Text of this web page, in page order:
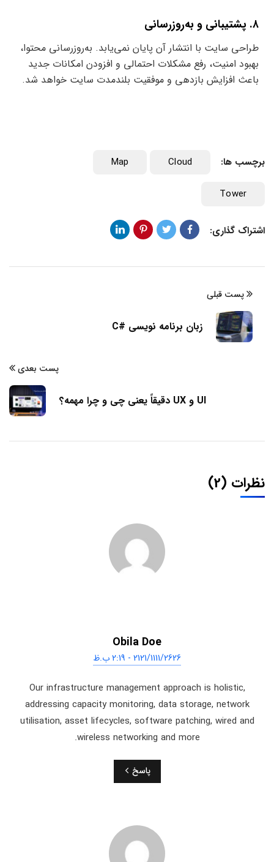
۸. پشتیبانی و به‌روزرسانی
طراحی سایت با انتشار آن پایان نمی‌یابد. به‌روزرسانی محتوا،
بهبود امنیت، رفع مشکلات احتمالی و افزودن امکانات جدید
باعث افزایش بازدهی و موفقیت بلندمدت سایت خواهد شد.
برچسب ها: Cloud
Map
Tower
اشتراک گذاری:
پست قبلی
زبان برنامه نویسی #C
پست بعدی
UI و UX دقیقاً یعنی چی و چرا مهمه؟
نظرات (2)
Obila Doe
2121/1111/2626 - 2:19 ب.ظ
Our infrastructure management approach is holistic,
addressing capacity monitoring, data storage, network
utilisation, asset lifecycles, software patching, wired and
wireless networking and more.
پاسخ